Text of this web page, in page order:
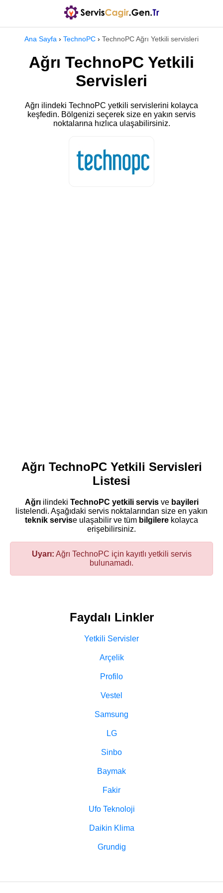
Ana Sayfa › TechnoPC › TechnoPC Ağrı Yetkili servisleri
Ağrı TechnoPC Yetkili
Servisleri
Ağrı ilindeki TechnoPC yetkili servislerini kolayca
keşfedin. Bölgenizi seçerek size en yakın servis
noktalarına hızlıca ulaşabilirsiniz.
Ağrı TechnoPC Yetkili Servisleri
Listesi
Ağrıilindeki TechnoPC yetkili servisve bayileri
listelendi. Aşağıdaki servis noktalarından size en yakın
teknik servise ulaşabilir ve tüm bilgilere kolayca
erişebilirsiniz.
Uyarı: Ağrı TechnoPC için kayıtlı yetkili servis
bulunamadı.
Faydalı Linkler
Yetkili Servisler
Arçelik
Profilo
Vestel
Samsung
LG
Sinbo
Baymak
Fakir
Ufo Teknoloji
Daikin Klima
Grundig